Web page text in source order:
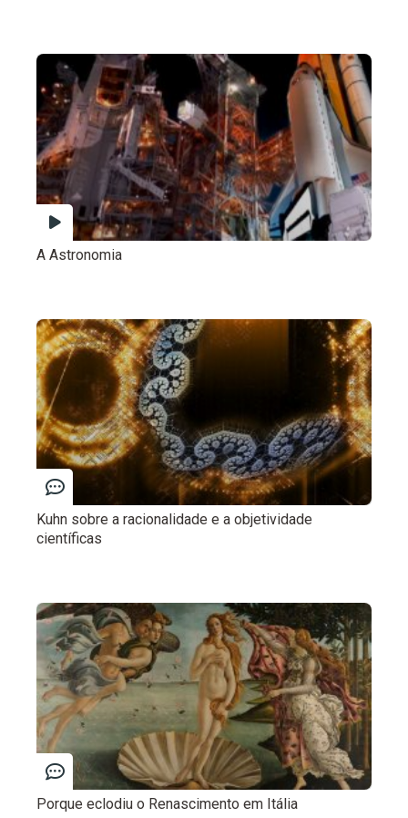
A Astronomia
Kuhn sobre a racionalidade e a objetividade
científicas
Porque eclodiu o Renascimento em Itália